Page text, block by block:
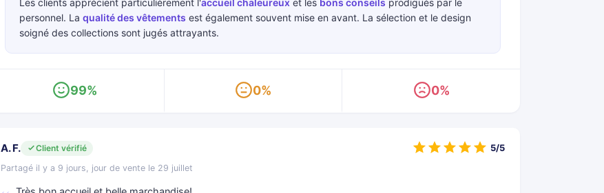
Les clients apprécient particulièrement l'accueil chaleureux et les bons conseils prodigués par le
personnel. La qualité des vêtements est également souvent mise en avant. La sélection et le design
soigné des collections sont jugés attrayants.
99% 0% 0%
A. F.
Client vérifié
Partagé il y a 9 jours, jour de vente le 29 juillet
5/5